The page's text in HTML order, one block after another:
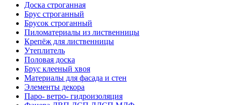
Доска строганная
Брус строганный
Брусок строганный
Пиломатериалы из лиственницы
Крепёж для лиственницы
Утеплитель
Половая доска
Брус клееный хвоя
Материалы для фасада и стен
Элементы декора
Паро- ветро- гидроизоляция